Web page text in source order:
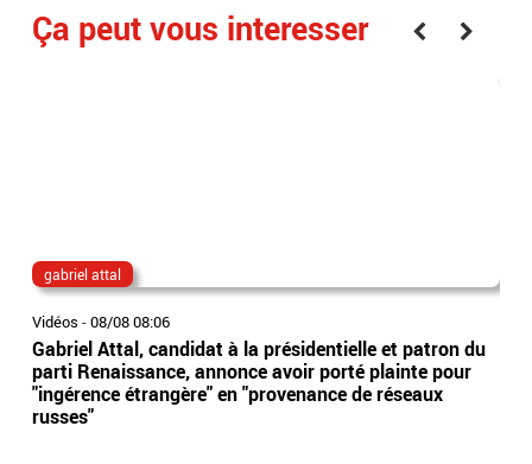
Ça peut vous interesser
gabriel attal
Vidéos -08/08 08:06
Gabriel Attal, candidat à la présidentielle et patron du
parti Renaissance, annonce avoir porté plainte pour
"ingérence étrangère" en "provenance de réseaux
russes"